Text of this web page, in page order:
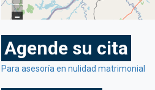
Agende su cita
Para asesoría en nulidad matrimonial